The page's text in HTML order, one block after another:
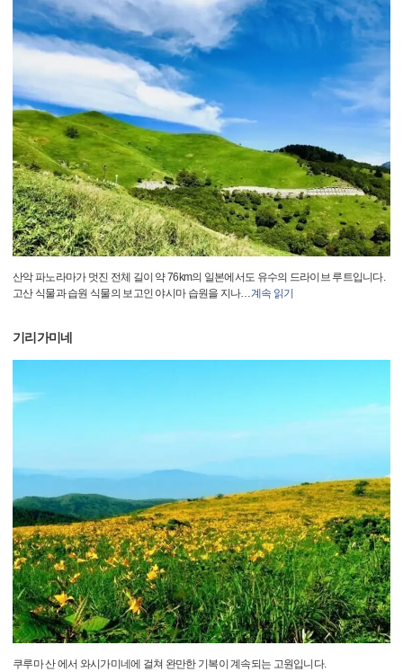
산악 파노라마가 멋진 전체 길이 약 76km의 일본에서도 유수의 드라이브 루트입니다.
고산 식물과 습원 식물의 보고인 야시마 습원을 지나…계속 읽기
기리가미네
쿠루마 산 에서 와시가미네에 걸쳐 완만한 기복이 계속되는 고원입니다.